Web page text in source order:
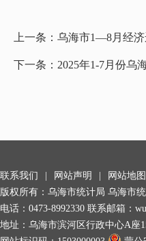
上一条： 乌海市1—8月经
下一条： 2025年1-7月份乌
联系我们 网站声明
网站地图
版权所有：乌海市统计局 乌海市
电话：0473-8992330 联系邮箱：
地址：乌海市滨河区行政中心A座